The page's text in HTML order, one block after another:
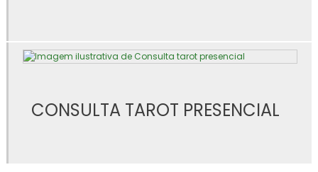
Consulta de reflexoterapia
CONSULTA TAROT PRESENCIAL